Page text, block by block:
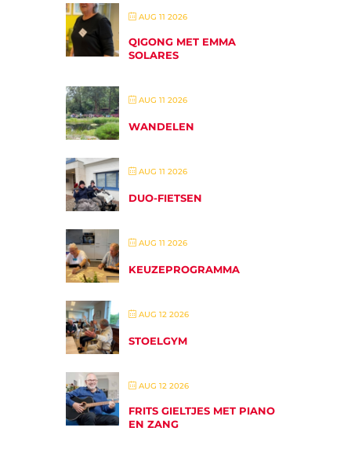
AUG 11 2026
QIGONG MET EMMA
SOLARES
AUG 11 2026
WANDELEN
AUG 11 2026
DUO-FIETSEN
AUG 11 2026
KEUZEPROGRAMMA
AUG 12 2026
STOELGYM
AUG 12 2026
FRITS GIELTJES MET PIANO
EN ZANG